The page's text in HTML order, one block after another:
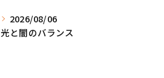
2026/08/06
光と闇のバランス